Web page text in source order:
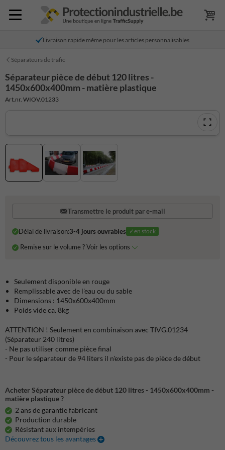
Livraison rapide même pour les articles personnalisables
Séparateurs de trafic
Séparateur pièce de début 120 litres -
1450x600x400mm - matière plastique
Art.nr. WIOV.01233
Transmettre le produit par e-mail
Délai de livraison:3-4 jours ouvrables ✓en stock
Remise sur le volume ? Voir les options
Seulement disponible en rouge
Remplissable avec de l'eau ou du sable
Dimensions : 1450x600x400mm
Poids vide ca. 8kg
ATTENTION ! Seulement en combinaison avec TIVG.01234
(Séparateur 240 litres)
- Ne pas utiliser comme pièce final
- Pour le séparateur de 94 liters il n'existe pas de pièce de début
Acheter Séparateur pièce de début 120 litres - 1450x600x400mm -
matière plastique ?
2 ans de garantie fabricant
Production durable
Résistant aux intempéries
Découvrez tous les avantages